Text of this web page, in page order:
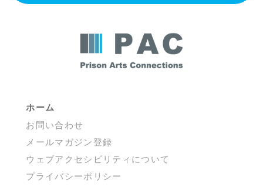
ホーム
お問い合わせ
メールマガジン登録
ウェブアクセシビリティについて
プライバシーポリシー